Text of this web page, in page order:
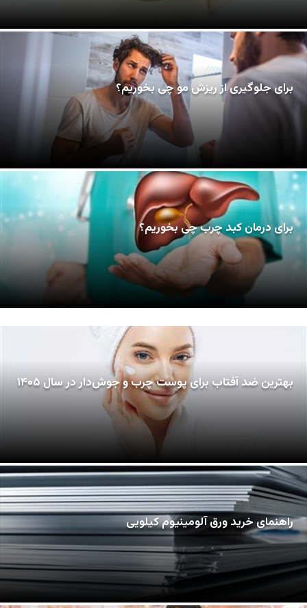
برای جلوگیری از ریزش مو چی بخوریم؟
برای درمان کبد چرب چی بخوریم؟
بهترین ضد آفتاب برای پوست چرب و جوش‌دار در سال ۱۴۰۵
راهنمای خرید ورق آلومینیوم کیلویی